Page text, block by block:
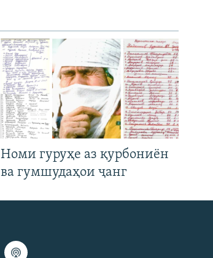
Номи гуруҳе аз қурбониён
ва гумшудаҳои ҷанг